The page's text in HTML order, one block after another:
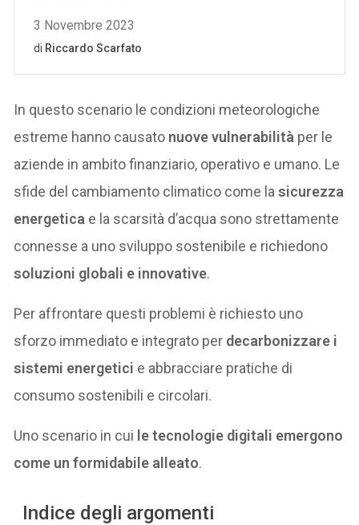
In questo scenario le condizioni meteorologiche
estreme hanno causato nuove vulnerabilità per le
aziende in ambito finanziario, operativo e umano. Le
sfide del cambiamento climatico come lasicurezza
energetica e la scarsità d’acqua sono strettamente
connesse a uno sviluppo sostenibile e richiedono
soluzioni globali e innovative.
Per affrontare questi problemi è richiesto uno
sforzo immediato e integrato per decarbonizzare i
sistemi energetici e abbracciare pratiche di
consumo sostenibili e circolari.
Uno scenario in cui le tecnologie digitali emergono
come un formidabile alleato.
Indice degli argomenti